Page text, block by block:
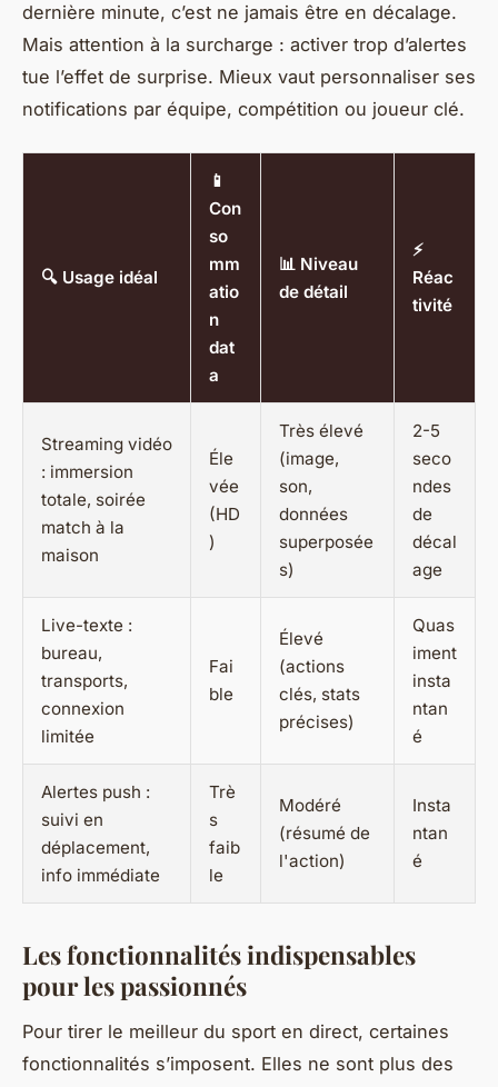
dernière minute, c’est ne jamais être en décalage.
Mais attention à la surcharge : activer trop d’alertes
tue l’effet de surprise. Mieux vaut personnaliser ses
notifications par équipe, compétition ou joueur clé.
🔍 Usage idéal
📱
Con
so
mm
atio
n
dat
a
📊 Niveau
de détail
⚡
Réac
tivité
Streaming vidéo
: immersion
totale, soirée
match à la
maison
Éle
vée
(HD
)
Très élevé
(image,
son,
données
superposée
s)
2-5
seco
ndes
de
décal
age
Live-texte :
bureau,
transports,
connexion
limitée
Fai
ble
Élevé
(actions
clés, stats
précises)
Quas
iment
insta
ntan
é
Alertes push :
suivi en
déplacement,
info immédiate
Trè
s
faib
le
Modéré
(résumé de
l'action)
Insta
ntan
é
Les fonctionnalités indispensables
pour les passionnés
Pour tirer le meilleur du sport en direct, certaines
fonctionnalités s’imposent. Elles ne sont plus des